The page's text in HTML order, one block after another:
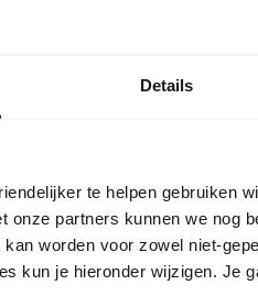
Details
te helpen gebruiken
onze partners kunnen we nog
worden voor zowel niet-
kun je hieronder wijzigen. Je